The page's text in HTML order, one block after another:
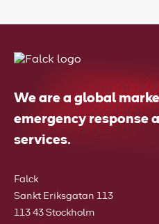
We are a global
emergency response
services.
Falck
Sankt Eriksgatan 113
113 43 Stockholm